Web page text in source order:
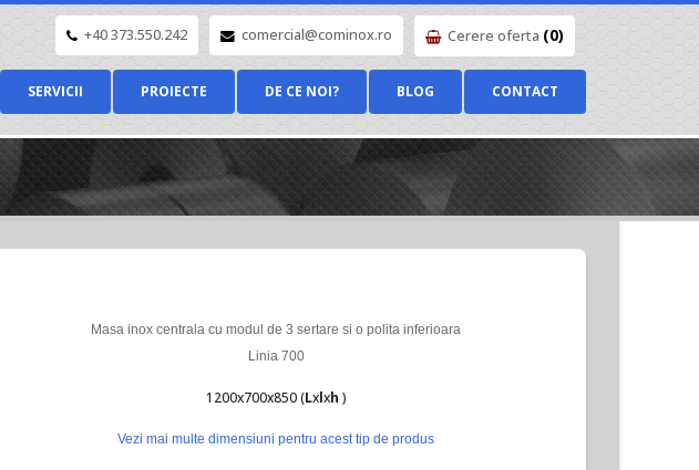
+40 373.550.242 comercial@cominox.ro Cerere oferta (0)
SERVICII PROIECTE DE CE NOI? BLOG CONTACT
Masa inox centrala cu modul de 3 sertare si o polita inferioara
Linia 700
1200x700x850 (Lxlxh )
Vezi mai multe dimensiuni pentru acest tip de produs